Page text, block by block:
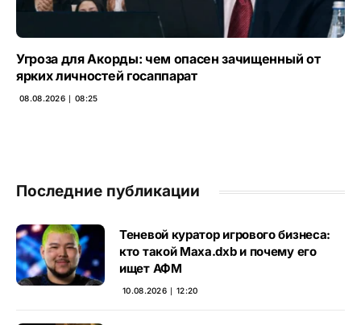
Угроза для Акорды: чем опасен зачищенный от
ярких личностей госаппарат
08.08.2026 ∣ 08:25
Последние публикации
Теневой куратор игрового бизнеса:
кто такой Маха.dxb и почему его
ищет АФМ
10.08.2026 ∣ 12:20